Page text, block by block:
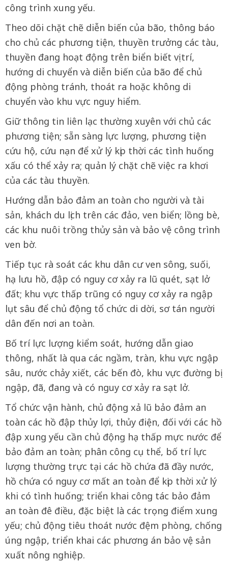
công trình xung yếu.
Theo dõi chặt chẽ diễn biến của bão, thông báo
cho chủ các phương tiện, thuyền trưởng các tàu,
thuyền đang hoạt động trên biển biết vị trí,
hướng di chuyển và diễn biến của bão để chủ
động phòng tránh, thoát ra hoặc không di
chuyển vào khu vực nguy hiểm.
Giữ thông tin liên lạc thường xuyên với chủ các
phương tiện; sẵn sàng lực lượng, phương tiện
cứu hộ, cứu nạn để xử lý kịp thời các tình huống
xấu có thể xảy ra; quản lý chặt chẽ việc ra khơi
của các tàu thuyền.
Hướng dẫn bảo đảm an toàn cho người và tài
sản, khách du lịch trên các đảo, ven biển; lồng bè,
các khu nuôi trồng thủy sản và bảo vệ công trình
ven bờ.
Tiếp tục rà soát các khu dân cư ven sông, suối,
hạ lưu hồ, đập có nguy cơ xảy ra lũ quét, sạt lở
đất; khu vực thấp trũng có nguy cơ xảy ra ngập
lụt sâu để chủ động tổ chức di dời, sơ tán người
dân đến nơi an toàn.
Bố trí lực lượng kiểm soát, hướng dẫn giao
thông, nhất là qua các ngầm, tràn, khu vực ngập
sâu, nước chảy xiết, các bến đò, khu vực đường bị
ngập, đã, đang và có nguy cơ xảy ra sạt lở.
Tổ chức vận hành, chủ động xả lũ bảo đảm an
toàn các hồ đập thủy lợi, thủy điện, đối với các hồ
đập xung yếu cần chủ động hạ thấp mực nước để
bảo đảm an toàn; phân công cụ thể, bố trí lực
lượng thường trực tại các hồ chứa đã đầy nước,
hồ chứa có nguy cơ mất an toàn để kịp thời xử lý
khi có tình huống; triển khai công tác bảo đảm
an toàn đê điều, đặc biệt là các trọng điểm xung
yếu; chủ động tiêu thoát nước đệm phòng, chống
úng ngập, triển khai các phương án bảo vệ sản
xuất nông nghiệp.